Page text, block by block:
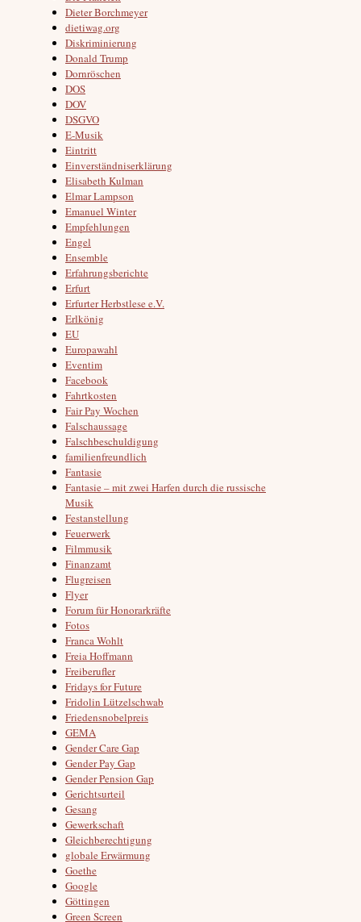
Dieter Borchmeyer
dietiwag.org
Diskriminierung
Donald Trump
Dornröschen
DOS
DOV
DSGVO
E-Musik
Eintritt
Einverständniserklärung
Elisabeth Kulman
Elmar Lampson
Emanuel Winter
Empfehlungen
Engel
Ensemble
Erfahrungsberichte
Erfurt
Erfurter Herbstlese e.V.
Erlkönig
EU
Europawahl
Eventim
Facebook
Fahrtkosten
Fair Pay Wochen
Falschaussage
Falschbeschuldigung
familienfreundlich
Fantasie
Fantasie – mit zwei Harfen durch die russische
Musik
Festanstellung
Feuerwerk
Filmmusik
Finanzamt
Flugreisen
Flyer
Forum für Honorarkräfte
Fotos
Franca Wohlt
Freia Hoffmann
Freiberufler
Fridays for Future
Fridolin Lützelschwab
Friedensnobelpreis
GEMA
Gender Care Gap
Gender Pay Gap
Gender Pension Gap
Gerichtsurteil
Gesang
Gewerkschaft
Gleichberechtigung
globale Erwärmung
Goethe
Google
Göttingen
Green Screen